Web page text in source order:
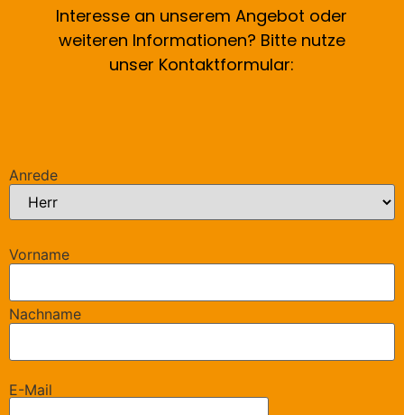
Interesse an unserem Angebot oder
weiteren Informationen? Bitte nutze
unser Kontaktformular:
Anrede
Vorname
Nachname
E-Mail